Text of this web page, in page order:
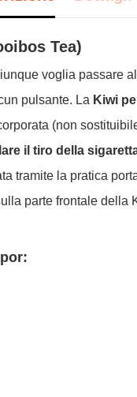
Tea)
voglia passare
pulsante. La Kiwi
(non
il tiro della
tramite la pratica
parte frontale